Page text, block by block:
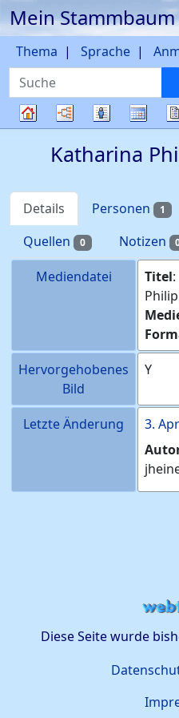
Weiter zu Hauptseite
Mein Stammbaum
Suche
Thema Sprache
Diagramme
Listen
Katharina
Details Personen 1
Quellen 0 Notizen
Mediendatei Titel:
Hervorgehobenes
Bild
Y
Letzte Änderung 3.
Diese Seite wurde